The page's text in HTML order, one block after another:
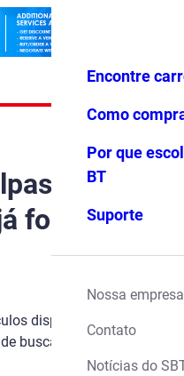
Favoritos Menu
Encontre
Como
Por que
BT
Suporte
Nossa empresa
Contato
Notícias do
mas o
foi
disponíveis usando
busca.